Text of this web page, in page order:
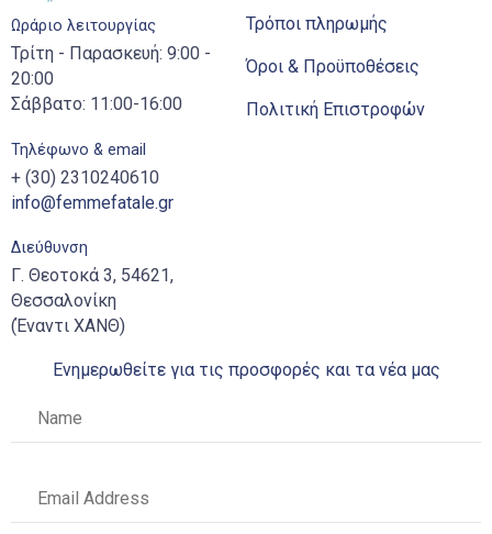
Ωράριο λειτουργίας
Τρίτη - Παρασκευή: 9:00 -
20:00
Σάββατο: 11:00-16:00
Τηλέφωνο & email
+ (30) 2310240610
info@femmefatale.gr
Διεύθυνση
Γ. Θεοτοκά 3, 54621,
Θεσσαλονίκη
(Έναντι ΧΑΝΘ)
Τρόποι πληρωμής
Όροι & Προϋποθέσεις
Πολιτική Επιστροφών
Ενημερωθείτε για τις προσφορές και τα νέα μας